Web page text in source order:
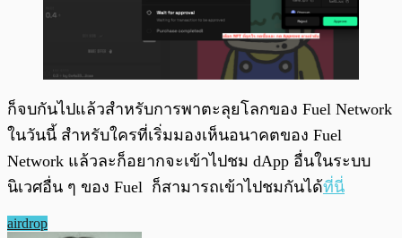
ก็จบกันไปแล้วสำหรับการพาตะลุยโลกของ Fuel Network
ในวันนี้ สำหรับใครที่เริ่มมองเห็นอนาคตของ Fuel
Network แล้วละก็อยากจะเข้าไปชม dApp อื่นในระบบ
นิเวศอื่น ๆ ของ Fuel ก็สามารถเข้าไปชมกันได้ที่นี่
airdrop